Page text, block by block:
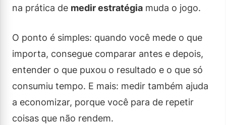
na prática de medir estratégia muda o jogo.
O ponto é simples: quando você mede o que
importa, consegue comparar antes e depois,
entender o que puxou o resultado e o que só
consumiu tempo. E mais: medir também ajuda
a economizar, porque você para de repetir
coisas que não rendem.